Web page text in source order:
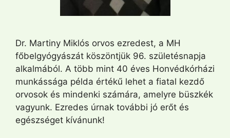
Dr. Martiny Miklós orvos ezredest, a MH
főbelgyógyászát köszöntjük 96. születésnapja
alkalmából. A több mint 40 éves Honvédkórházi
munkássága példa értékű lehet a fiatal kezdő
orvosok és mindenki számára, amelyre büszkék
vagyunk. Ezredes úrnak további jó erőt és
egészséget kívánunk!